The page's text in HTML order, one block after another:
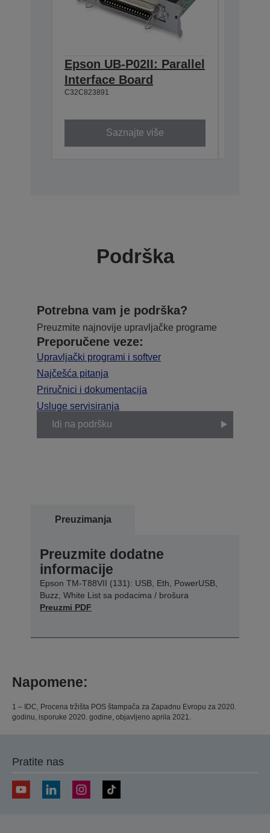
Epson UB-P02II: Parallel
Interface Board
C32C823891
Saznajte više
Podrška
Potrebna vam je podrška?
Preuzmite najnovije upravljačke programe
Preporučene veze:
Upravljački programi i softver
Najčešća pitanja
Priručnici i dokumentacija
Usluge servisiranja
Idi na podršku
Preuzimanja
Preuzmite dodatne
informacije
Epson TM-T88VII (131): USB, Eth, PowerUSB,
Buzz, White List sa podacima / brošura
Preuzmi PDF
Napomene:
1 – IDC, Procena tržišta POS štampača za Zapadnu Evropu za 2020.
godinu, isporuke 2020. godine, objavljeno aprila 2021.
Pratite nas